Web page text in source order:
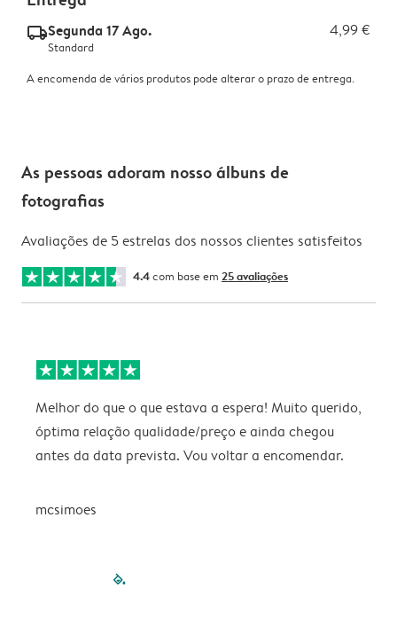
delivery_standard_v2Segunda 17 Ago. 4,99 €
Standard
A encomenda de vários produtos pode alterar o prazo de entrega.
As pessoas adoram nosso álbuns de
fotografias
Avaliações de 5 estrelas dos nossos clientes satisfeitos
4.4com base em 25 avaliações
Melhor do que o que estava a espera! Muito querido,
óptima relação qualidade/preço e ainda chegou
antes da data prevista. Vou voltar a encomendar.
mcsimoes
filled-pagination